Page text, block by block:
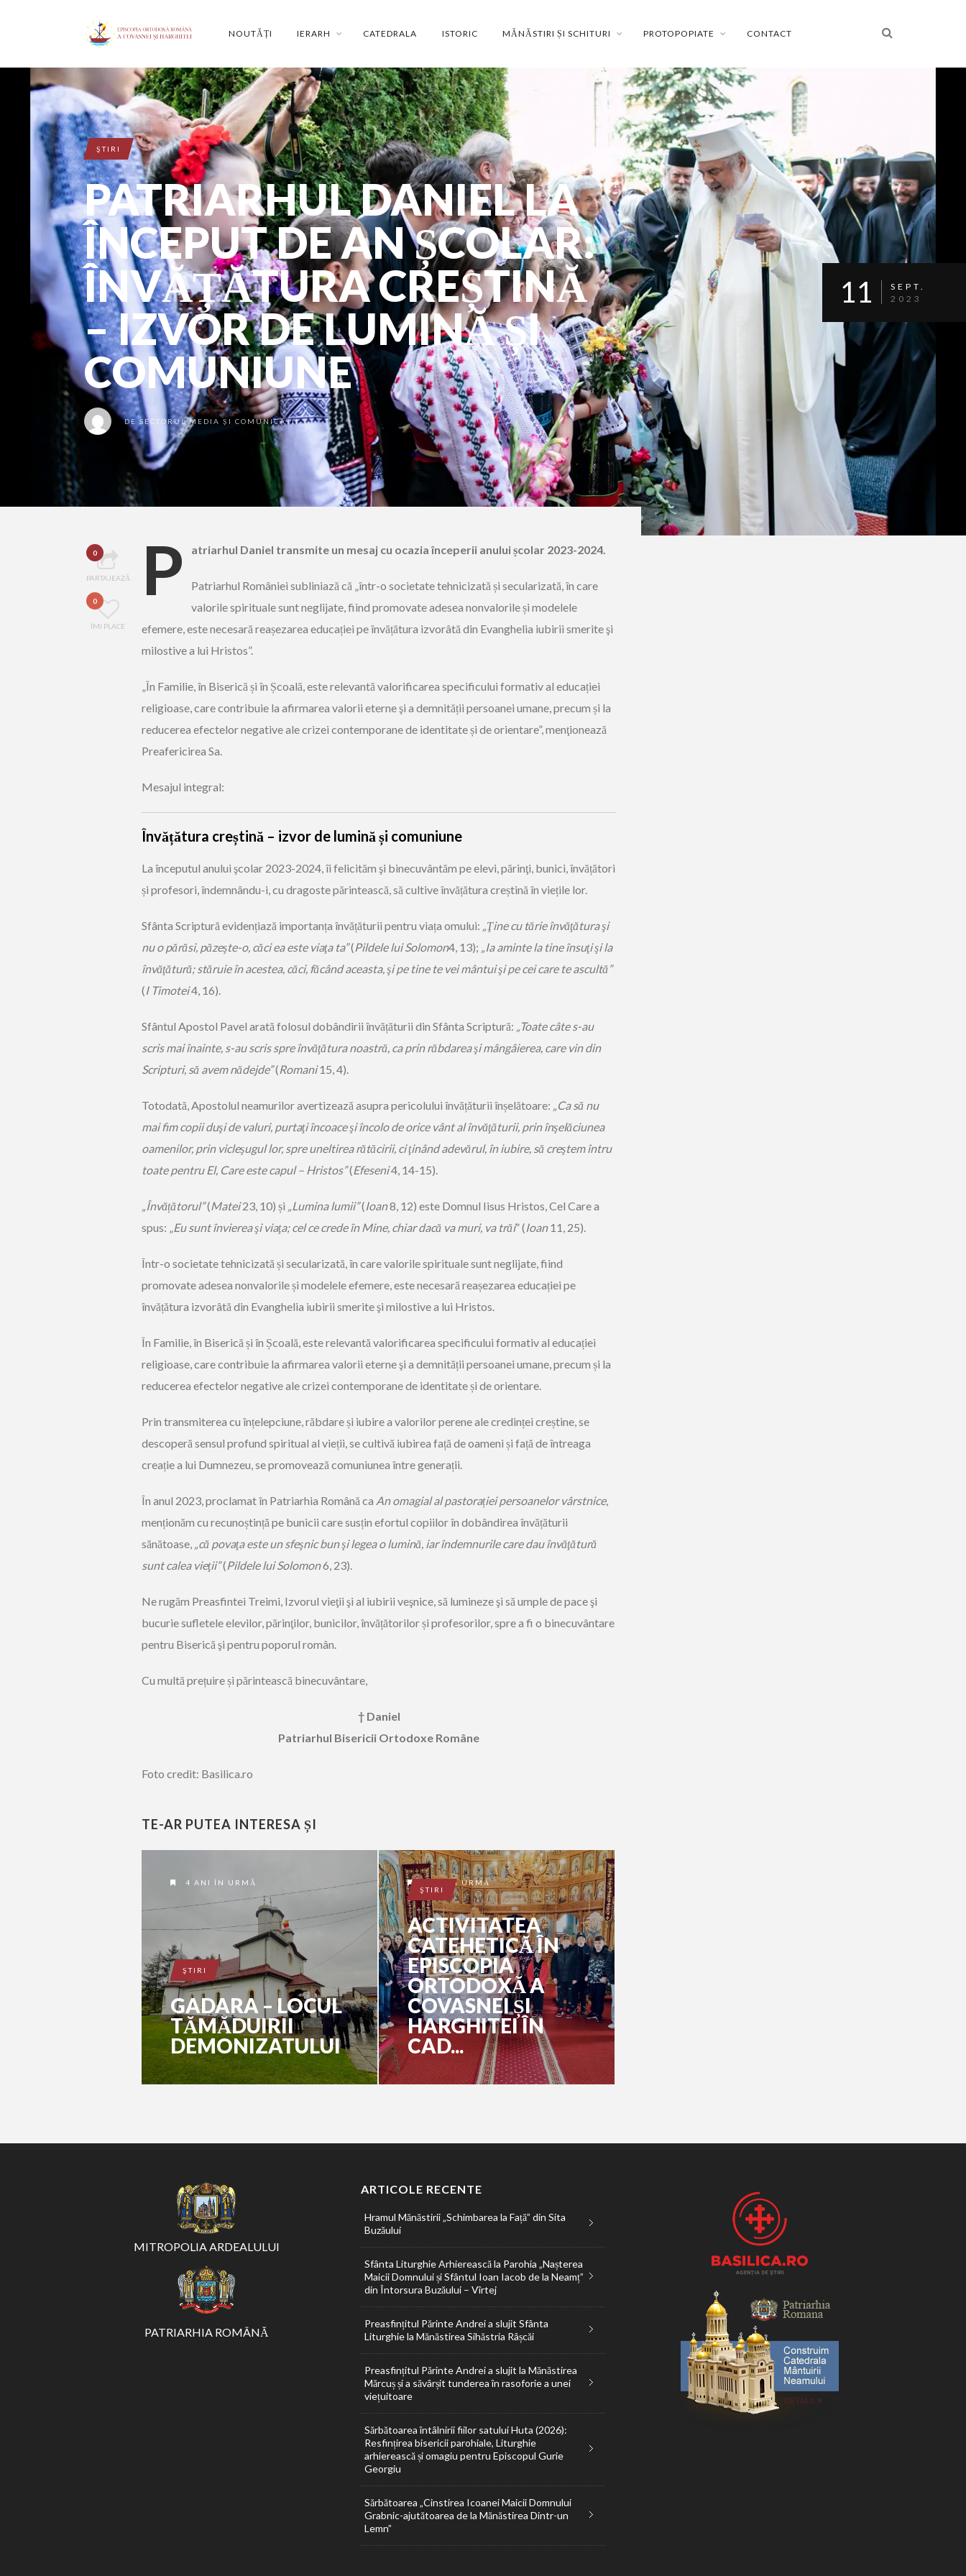
NOUTĂȚI IERARH CATEDRALA ISTORIC MĂNĂSTIRI ȘI SCHITURI PROTOPOPIATE CONTACT
ŞTIRI
PATRIARHUL DANIEL LA
ÎNCEPUT DE AN ȘCOLAR:
ÎNVĂȚĂTURA CREȘTINĂ
– IZVOR DE LUMINĂ ȘI
COMUNIUNE
DESECTORUL MEDIA ȘI COMUNICAȚII
11
SEPT.
2023
0
PARTAJEAZĂ
0
ÎMI PLACE
P atriarhul Daniel transmite un mesaj cu ocazia începerii anului școlar 2023-2024.
Patriarhul României subliniază că „într-o societate tehnicizată și secularizată, în care
valorile spirituale sunt neglijate, fiind promovate adesea nonvalorile și modelele
efemere, este necesară reașezarea educației pe învățătura izvorâtă din Evanghelia iubirii smerite şi
milostive a lui Hristos”.
„În Familie, în Biserică și în Școală, este relevantă valorificarea specificului formativ al educației
religioase, care contribuie la afirmarea valorii eterne şi a demnității persoanei umane, precum și la
reducerea efectelor negative ale crizei contemporane de identitate și de orientare”, menţionează
Preafericirea Sa.
Mesajul integral:
Învățătura creștină – izvor de lumină și comuniune
La începutul anului şcolar 2023-2024, îi felicităm şi binecuvântăm pe elevi, părinţi, bunici, învățători
și profesori, îndemnându-i, cu dragoste părintească, să cultive învățătura creștină în viețile lor.
Sfânta Scriptură evidențiază importanța învățăturii pentru viața omului: „Ţine cu tărie învăţătura şi
nu o părăsi, păzeşte-o, căci ea este viaţa ta”(Pildele lui Solomon4, 13);
„Ia aminte la tine însuţi şi la
învăţătură; stăruie în acestea, căci, făcând aceasta, şi pe tine te vei mântui şi pe cei care te ascultă”
(I Timotei4, 16).
Sfântul Apostol Pavel arată folosul dobândirii învățăturii din Sfânta Scriptură:
„Toate câte s-au
scris mai înainte, s-au scris spre învăţătura noastră, ca prin răbdarea şi mângâierea, care vin din
Scripturi, să avem nădejde”(Romani15, 4).
Totodată, Apostolul neamurilor avertizează asupra pericolului învățăturii înșelătoare:
Ca să nu
mai fim copii duşi de valuri, purtaţi încoace şi încolo de orice vânt al învăţăturii, prin înşelăciunea
oamenilor, prin vicleşugul lor, spre uneltirea rătăcirii, ci ţinând adevărul, în iubire, să creştem întru
toate pentru El, Care este capul – Hristos”(Efeseni4, 14-15).
„Învățătorul”(Matei23, 10) și „Lumina lumii”(Ioan8, 12) este Domnul Iisus Hristos, Cel Care a
spus: „
Eu sunt învierea şi viaţa; cel ce crede în Mine, chiar dacă va muri, va trăi” (Ioan11, 25).
Într-o societate tehnicizată și secularizată, în care valorile spirituale sunt neglijate, fiind
promovate adesea nonvalorile și modelele efemere, este necesară reașezarea educației pe
învățătura izvorâtă din Evanghelia iubirii smerite şi milostive a lui Hristos.
În Familie, în Biserică și în Școală, este relevantă valorificarea specificului formativ al educației
religioase, care contribuie la afirmarea valorii eterne şi a demnității persoanei umane, precum și la
reducerea efectelor negative ale crizei contemporane de identitate și de orientare.
Prin transmiterea cu înțelepciune, răbdare și iubire a valorilor perene ale credinței creștine, se
descoperă sensul profund spiritual al vieții, se cultivă iubirea față de oameni și față de întreaga
creație a lui Dumnezeu, se promovează comuniunea între generații.
În anul 2023, proclamat în Patriarhia Română ca An omagial al pastorației persoanelor vârstnice,
menționăm cu recunoștință pe bunicii care susțin efortul copiilor în dobândirea învățăturii
sănătoase,
„că povaţa este un sfeşnic bun şi legea o lumină, iar îndemnurile care dau învăţătură
sunt calea vieţii”(Pildele lui Solomon6, 23).
Ne rugăm Preasfintei Treimi, Izvorul vieţii şi al iubirii veşnice, să lumineze şi să umple de pace şi
bucurie sufletele elevilor, părinţilor, bunicilor, învățătorilor și profesorilor, spre a fi o binecuvântare
pentru Biserică şi pentru poporul român.
Cu multă prețuire și părintească binecuvântare,
† Daniel
Patriarhul Bisericii Ortodoxe Române
Foto credit: Basilica.ro
TE-AR PUTEA INTERESA ȘI
4 ANI ÎN URMĂ
ŞTIRI
GADARA – LOCUL
TĂMĂDUIRII
DEMONIZATULUI
1 AN ÎN URMĂ
ŞTIRI
ACTIVITATEA
CATEHETICĂ ÎN
EPISCOPIA
ORTODOXĂ A
COVASNEI ȘI
HARGHITEI ÎN
CAD...
MITROPOLIA ARDEALULUI
PATRIARHIA ROMÂNĂ
ARTICOLE RECENTE
Hramul Mănăstirii „Schimbarea la Față” din Sita
Buzăului
Sfânta Liturghie Arhierească la Parohia „Nașterea
Maicii Domnului și Sfântul Ioan Iacob de la Neamț”
din Întorsura Buzăului – Vîrtej
Preasfințitul Părinte Andrei a slujit Sfânta
Liturghie la Mănăstirea Sihăstria Râșcăi
Preasfințitul Părinte Andrei a slujit la Mănăstirea
Mărcuș și a săvârșit tunderea în rasoforie a unei
viețuitoare
Sărbătoarea întâlnirii fiilor satului Huta (2026):
Resfințirea bisericii parohiale, Liturghie
arhierească și omagiu pentru Episcopul Gurie
Georgiu
Sărbătoarea „Cinstirea Icoanei Maicii Domnului
Grabnic-ajutătoarea de la Mănăstirea Dintr-un
Lemn”